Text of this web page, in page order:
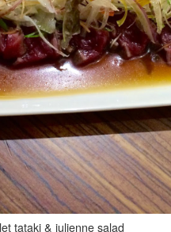
tataki & julienne salad